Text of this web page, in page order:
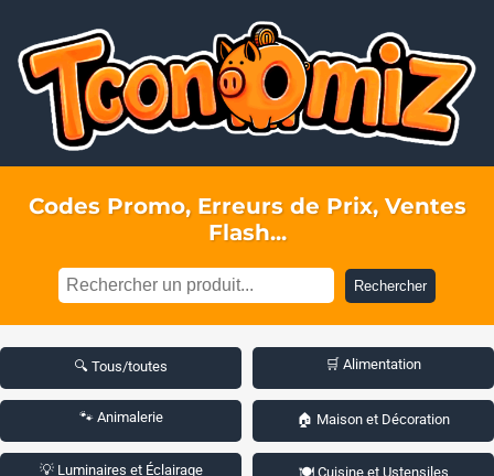
Codes Promo, Erreurs de Prix, Ventes
Flash...
Rechercher
🔍 Tous/toutes 🛒 Alimentation
🐾 Animalerie 🏠 Maison et Décoration
💡 Luminaires et Éclairage 🍽️ Cuisine et Ustensiles